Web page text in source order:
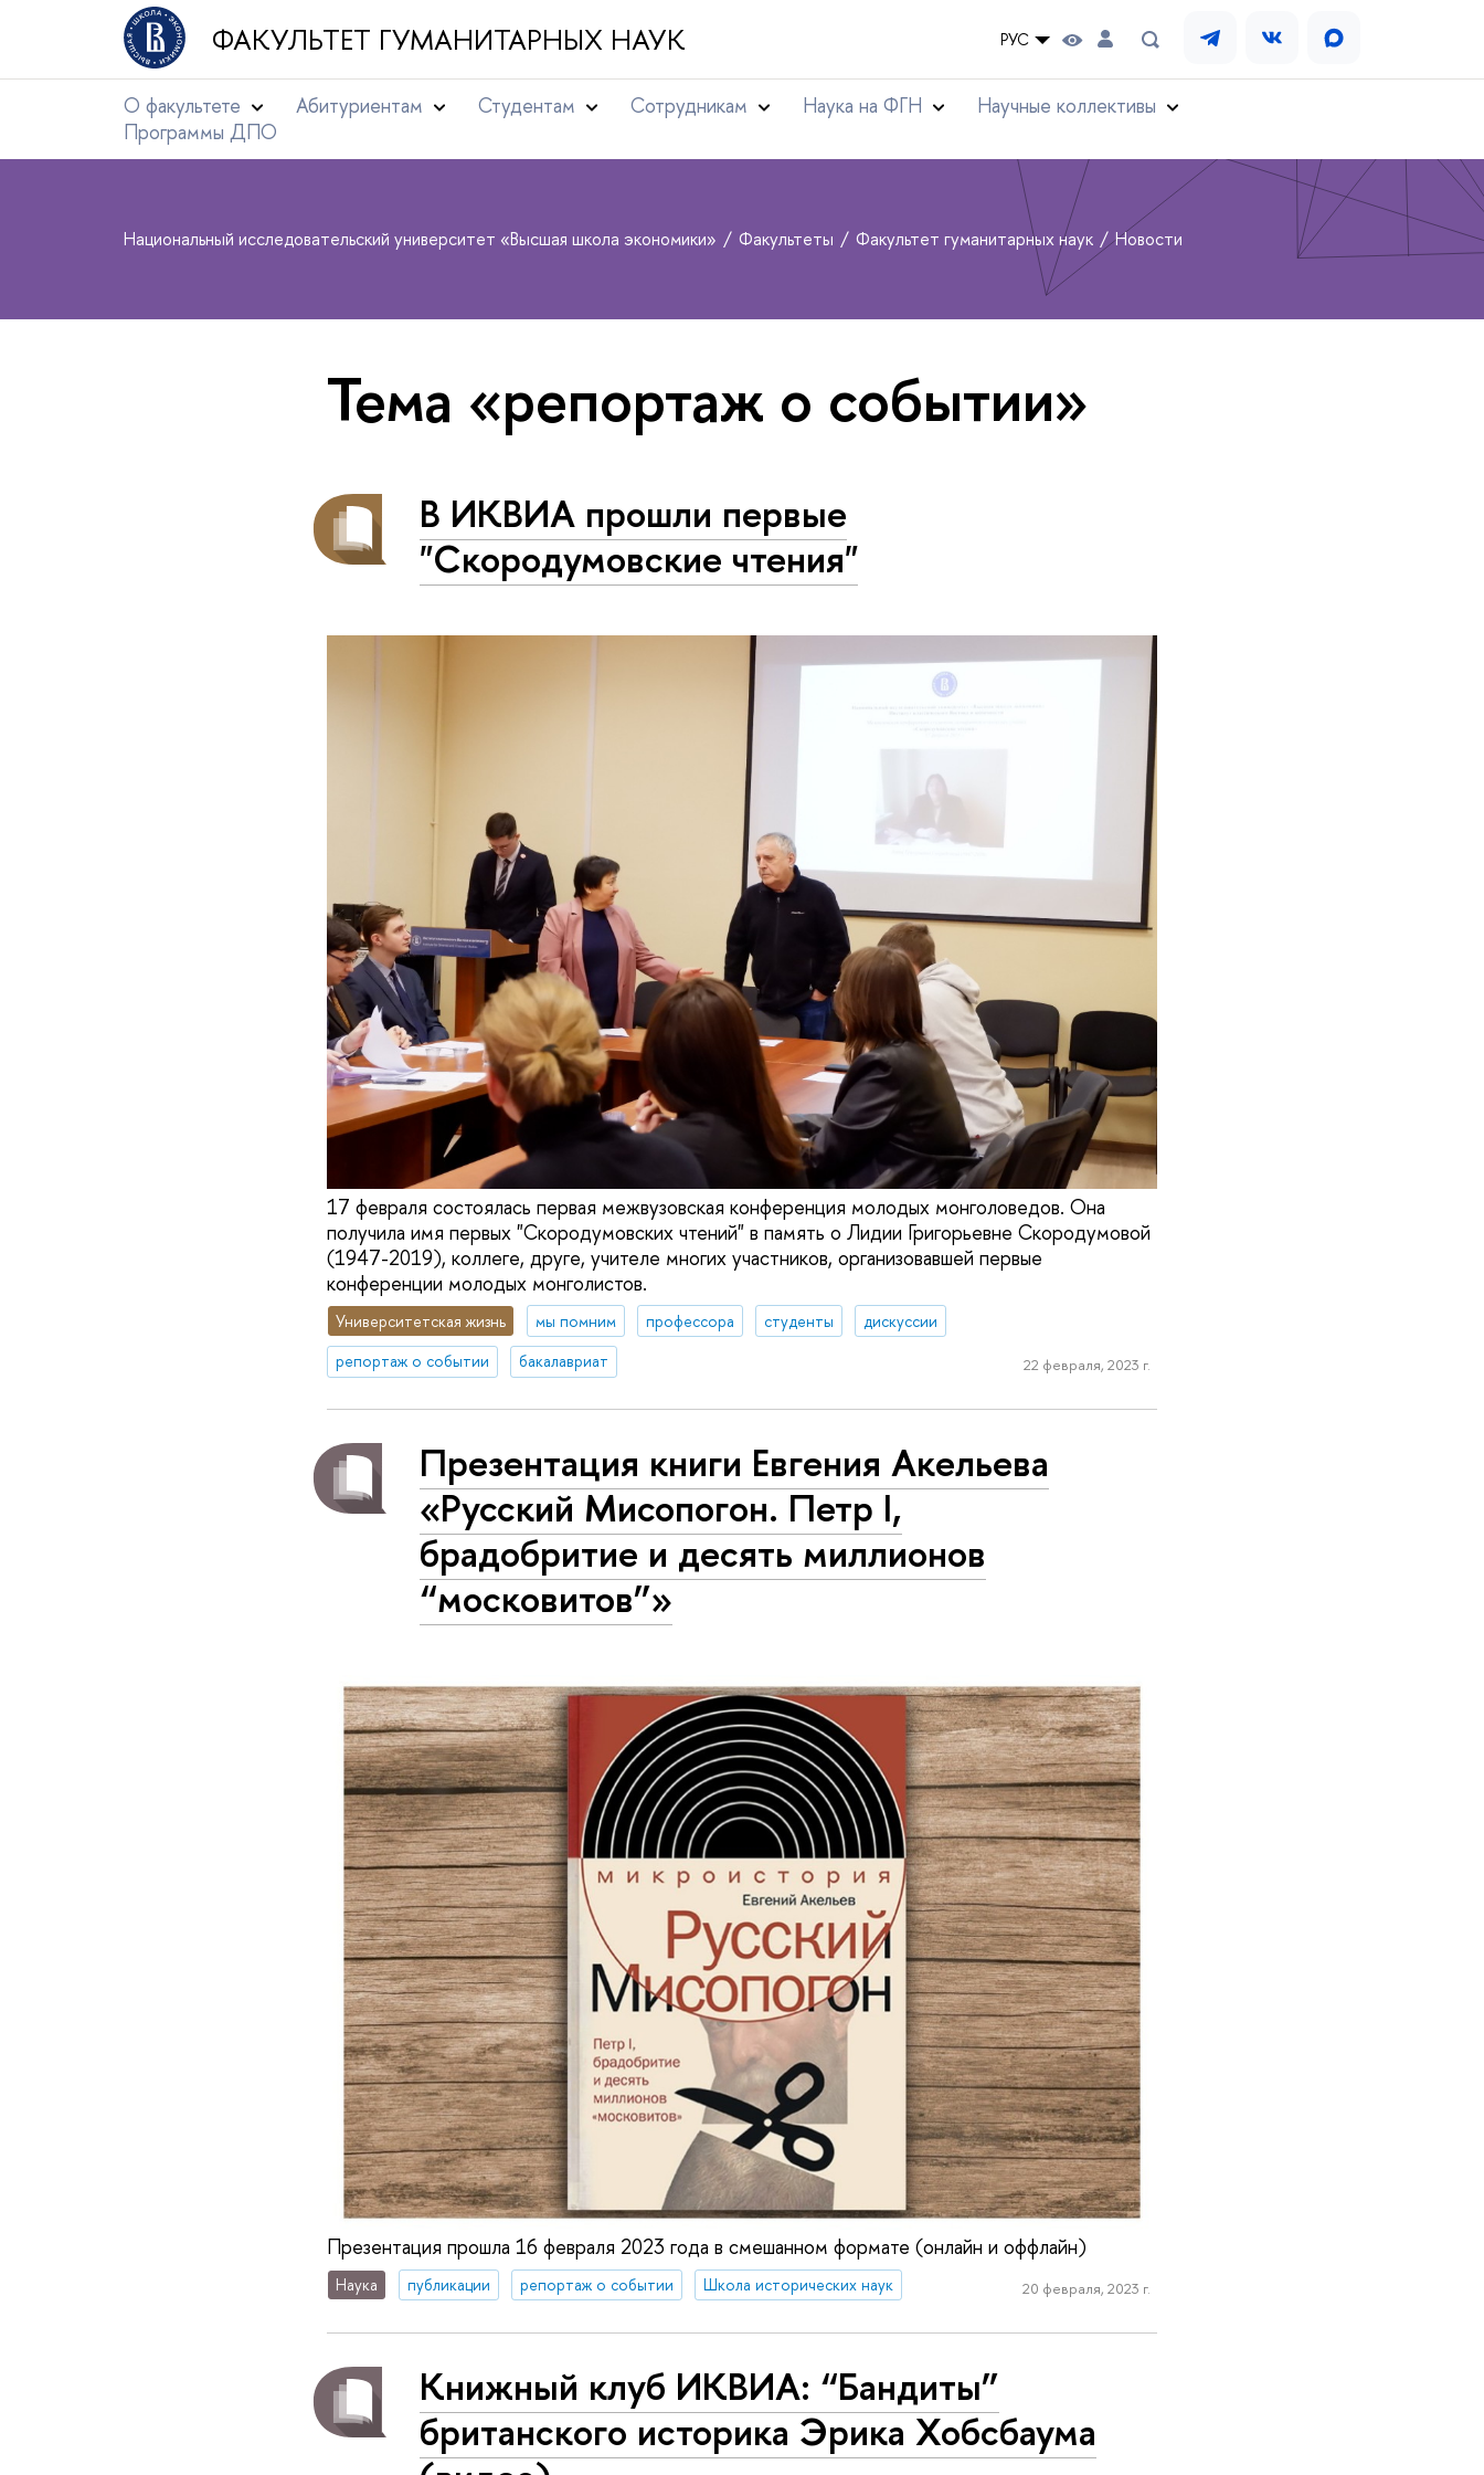
ФАКУЛЬТЕТ ГУМАНИТАРНЫХ НАУК РУС
О факультете Абитуриентам Студентам Сотрудникам Наука на ФГН
Научные коллективы
Программы ДПО
Национальный исследовательский университет «Высшая школа экономики» Факультеты Факультет гуманитарных наук Новости
Тема «репортаж о событии»
В ИКВИА прошли первые
"Скородумовские чтения"
17 февраля состоялась первая межвузовская конференция молодых монголоведов. Она
получила имя первых "Скородумовских чтений" в память о Лидии Григорьевне Скородумовой
(1947-2019), коллеге, друге, учителе многих участников, организовавшей первые
конференции молодых монголистов.
Университетская жизнь мы помним профессора студенты
дискуссии
репортаж о событии
бакалавриат 22 февраля, 2023 г.
Презентация книги Евгения Акельева
«Русский Мисопогон. Петр I,
брадобритие и десять миллионов
“московитов”»
Презентация прошла 16 февраля 2023 года в смешанном формате (онлайн и оффлайн)
Наука публикации репортаж о событии Школа исторических наук 20 февраля, 2023 г.
Книжный клуб ИКВИА: “Бандиты”
британского историка Эрика Хобсбаума